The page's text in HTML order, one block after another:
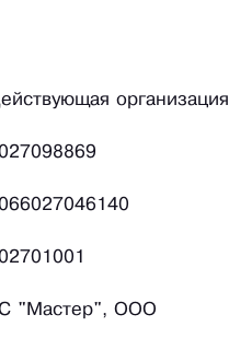
организация
"Мастер", ООО